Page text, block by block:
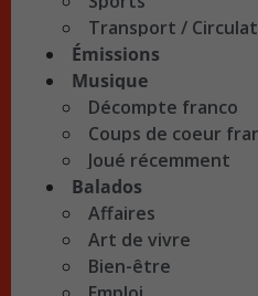
Transport /
Émissions
Musique
Décompte franco
Coups de coeur
Joué récemment
Balados
Affaires
Art de vivre
Bien-être